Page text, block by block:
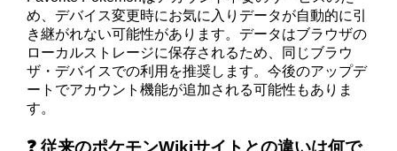
め、デバイス変更時にお気に入りデータが自動的に引
き継がれない可能性があります。データはブラウザの
ローカルストレージに保存されるため、同じブラウ
ザ・デバイスでの利用を推奨します。今後のアップデ
ートでアカウント機能が追加される可能性もありま
す。
❓ 従来のポケモンWikiサイトとの違いは何で